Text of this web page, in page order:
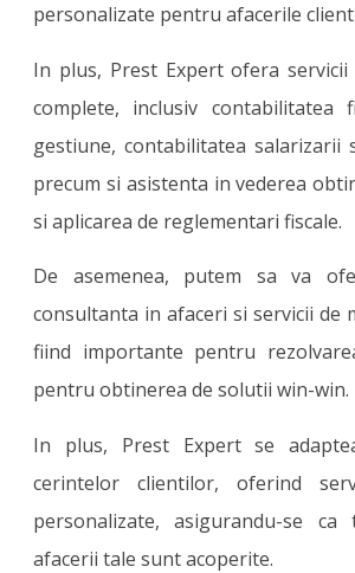
personalizate pentru afacerile
In plus, Prest Expert ofera
complete, inclusiv contabilitatea
gestiune, contabilitatea salarizarii
precum si asistenta in vederea
si aplicarea de reglementari fiscale.
De asemenea, putem sa va
consultanta in afaceri si servicii de
fiind importante pentru
pentru obtinerea de solutii win-win.
In plus, Prest Expert se
cerintelor clientilor, oferind
personalizate, asigurandu-se ca
afacerii tale sunt acoperite.